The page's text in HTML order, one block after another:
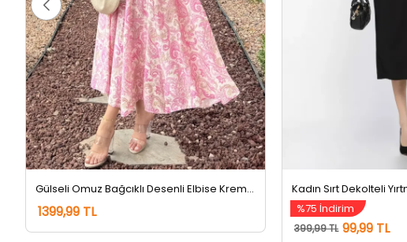
Gülseli Omuz Bağcıklı Desenli Elbise Krempembe
1399,99 TL
%75 İndirim
399,99 TL 99,99 TL